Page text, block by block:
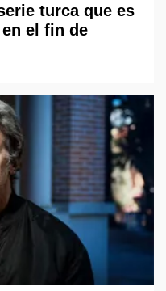
turca que es
el fin de